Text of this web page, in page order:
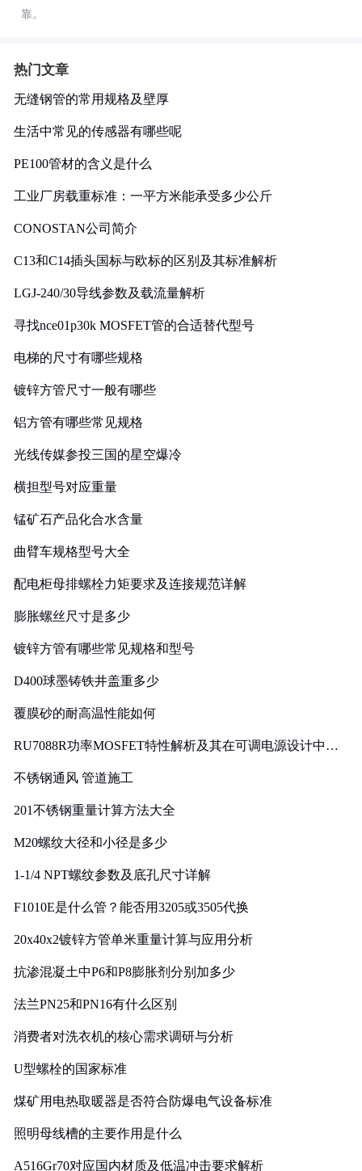
靠。
热门文章
无缝钢管的常用规格及壁厚
生活中常见的传感器有哪些呢
PE100管材的含义是什么
工业厂房载重标准：一平方米能承受多少公斤
CONOSTAN公司简介
C13和C14插头国标与欧标的区别及其标准解析
LGJ-240/30导线参数及载流量解析
寻找nce01p30k MOSFET管的合适替代型号
电梯的尺寸有哪些规格
镀锌方管尺寸一般有哪些
铝方管有哪些常见规格
光线传媒参投三国的星空爆冷
横担型号对应重量
锰矿石产品化合水含量
曲臂车规格型号大全
配电柜母排螺栓力矩要求及连接规范详解
膨胀螺丝尺寸是多少
镀锌方管有哪些常见规格和型号
D400球墨铸铁井盖重多少
覆膜砂的耐高温性能如何
RU7088R功率MOSFET特性解析及其在可调电源设计中的
不锈钢通风 管道施工
201不锈钢重量计算方法大全
M20螺纹大径和小径是多少
1-1/4 NPT螺纹参数及底孔尺寸详解
F1010E是什么管？能否用3205或3505代换
20x40x2镀锌方管单米重量计算与应用分析
抗渗混凝土中P6和P8膨胀剂分别加多少
法兰PN25和PN16有什么区别
消费者对洗衣机的核心需求调研与分析
U型螺栓的国家标准
煤矿用电热取暖器是否符合防爆电气设备标准
照明母线槽的主要作用是什么
A516Gr70对应国内材质及低温冲击要求解析